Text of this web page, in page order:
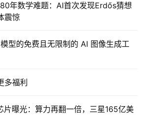
年数学难题：AI首次发现Erdős猜想
震惊
型的免费且无限制的 AI 图像生成工
多福利
片曝光：算力再翻一倍，三星165亿美